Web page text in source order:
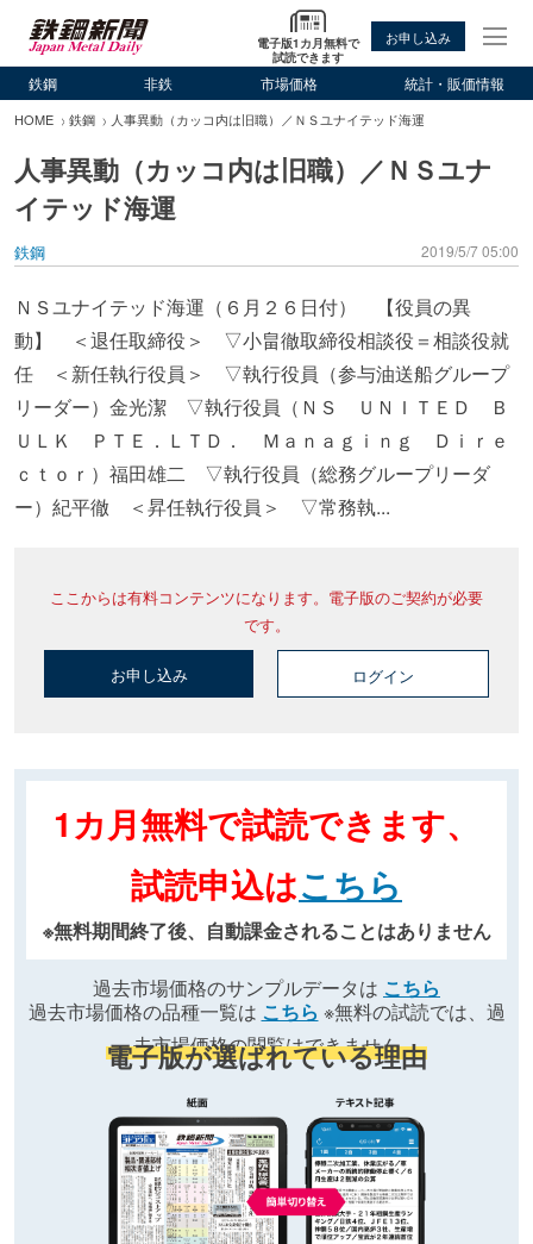
電子版1カ月無料で
試読できます
お申し込み
鉄鋼 非鉄 市場価格 統計・販価情報
HOME 鉄鋼 人事異動（カッコ内は旧職）／ＮＳユナイテッド海運
人事異動（カッコ内は旧職）／ＮＳユナ
イテッド海運
鉄鋼 2019/5/7 05:00
ＮＳユナイテッド海運（６月２６日付） 【役員の異
動】 ＜退任取締役＞ ▽小畠徹取締役相談役＝相談役就
任 ＜新任執行役員＞ ▽執行役員（参与油送船グループ
リーダー）金光潔 ▽執行役員（ＮＳ ＵＮＩＴＥＤ Ｂ
ＵＬＫ ＰＴＥ．ＬＴＤ． Ｍａｎａｇｉｎｇ Ｄｉｒｅ
ｃｔｏｒ）福田雄二 ▽執行役員（総務グループリーダ
ー）紀平徹 ＜昇任執行役員＞ ▽常務執...
ここからは有料コンテンツになります。電子版のご契約が必要
です。
お申し込み ログイン
1カ月無料で試読できます、
試読申込はこちら
※無料期間終了後、自動課金されることはありません
過去市場価格のサンプルデータは こちら
過去市場価格の品種一覧は こちら ※無料の試読では、過
去市場価格の閲覧はできません
電子版が選ばれている理由